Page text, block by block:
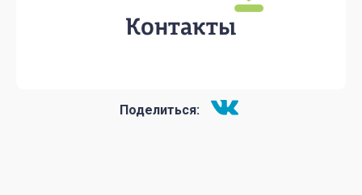
Контакты
Поделиться: